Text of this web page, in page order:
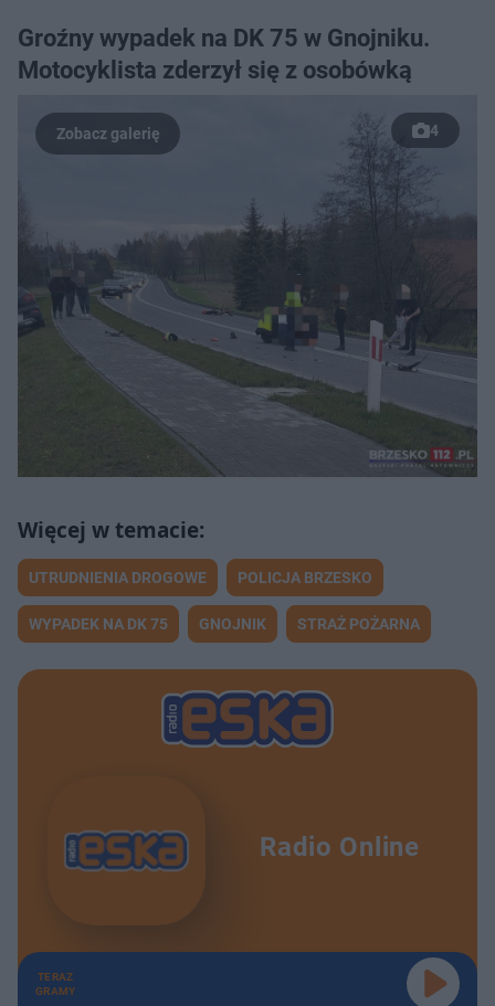
Groźny wypadek na DK 75 w Gnojniku.
Motocyklista zderzył się z osobówką
4
UTRUDNIENIA DROGOWE POLICJA BRZESKO
WYPADEK NA DK 75 GNOJNIK STRAŻ POŻARNA
Radio Online
TERAZ
GRAMY